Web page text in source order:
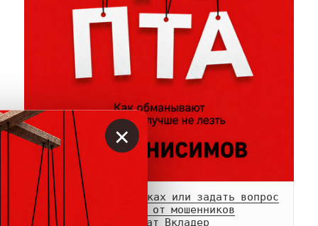
Сообщить о мошенниках или задать вопрос
Памятка о возврате от мошенников
Телеграм-
чат
×